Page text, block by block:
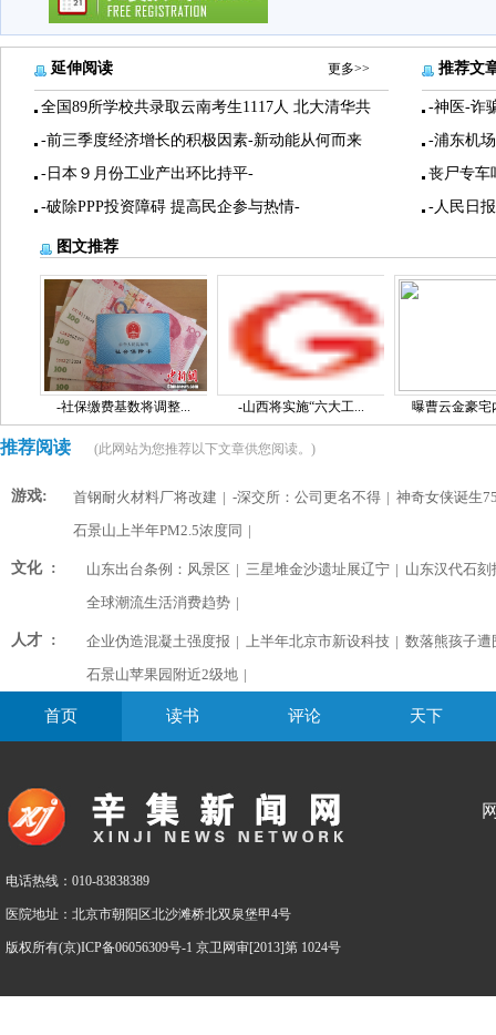
延伸阅读 更多>>
全国89所学校共录取云南考生1117人 北大清华共
-前三季度经济增长的积极因素-新动能从何而来
-日本９月份工业产出环比持平-
-破除PPP投资障碍 提高民企参与热情-
推荐文
-神医-诈
-浦东机
丧尸专车
-人民日
图文推荐
-社保缴费基数将调整... -山西将实施“六大工... 曝曹云金豪宅
推荐阅读 (此网站为您推荐以下文章供您阅读。)
游戏: 首钢耐火材料厂将改建 | -深交所：公司更名不得 | 神奇女侠诞生
石景山上半年PM2.5浓度同 |
文化 : 山东出台条例：风景区 | 三星堆金沙遗址展辽宁 | 山东汉代石刻
全球潮流生活消费趋势 |
人才 : 企业伪造混凝土强度报 | 上半年北京市新设科技 | 数落熊孩子遭
石景山苹果园附近2级地 |
首页 读书 评论 天下
电话热线：010-83838389
医院地址：北京市朝阳区北沙滩桥北双泉堡甲4号
版权所有(京)ICP备06056309号-1 京卫网审[2013]第 1024号